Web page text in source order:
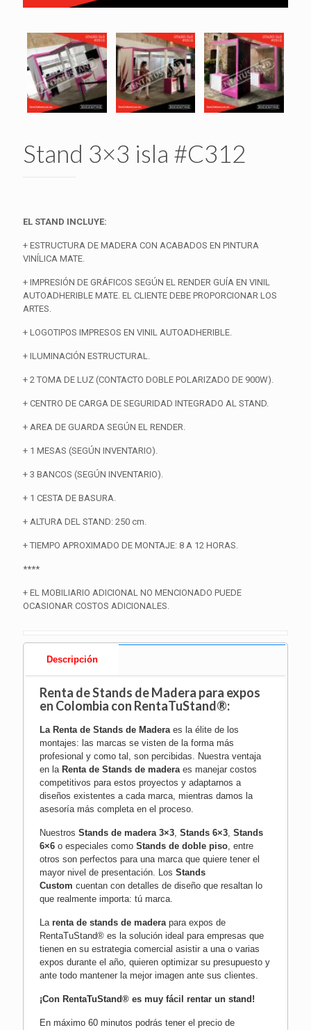
Stand 3×3 isla #C312
EL STAND INCLUYE:
+ ESTRUCTURA DE MADERA CON ACABADOS EN PINTURA
VINÍLICA MATE.
+ IMPRESIÓN DE GRÁFICOS SEGÚN EL RENDER GUÍA EN VINIL
AUTOADHERIBLE MATE. EL CLIENTE DEBE PROPORCIONAR LOS
ARTES.
+ LOGOTIPOS IMPRESOS EN VINIL AUTOADHERIBLE.
+ ILUMINACIÓN ESTRUCTURAL.
+ 2 TOMA DE LUZ (CONTACTO DOBLE POLARIZADO DE 900W).
+ CENTRO DE CARGA DE SEGURIDAD INTEGRADO AL STAND.
+ AREA DE GUARDA SEGÚN EL RENDER.
+ 1 MESAS (SEGÚN INVENTARIO).
+ 3 BANCOS (SEGÚN INVENTARIO).
+ 1 CESTA DE BASURA.
+ ALTURA DEL STAND: 250 cm.
+ TIEMPO APROXIMADO DE MONTAJE: 8 A 12 HORAS.
****
+ EL MOBILIARIO ADICIONAL NO MENCIONADO PUEDE
OCASIONAR COSTOS ADICIONALES.
Descripción
Renta de Stands de Madera para expos
en Colombia con RentaTuStand®:
La Renta de Stands de Madera es la élite de los
montajes: las marcas se visten de la forma más
profesional y como tal, son percibidas. Nuestra ventaja
en la Renta de Stands de maderaes manejar costos
competitivos para estos proyectos y adaptarnos a
diseños existentes a cada marca, mientras damos la
asesoría más completa en el proceso.
Nuestros Stands de madera 3×3, Stands 6×3, Stands
6×6o especiales como Stands de doble piso, entre
otros son perfectos para una marca que quiere tener el
mayor nivel de presentación. Los Stands
Custom cuentan con detalles de diseño que resaltan lo
que realmente importa: tú marca.
La renta de stands de madera para expos de
RentaTuStand® es la solución ideal para empresas que
tienen en su estrategia comercial asistir a una o varias
expos durante el año, quieren optimizar su presupuesto y
ante todo mantener la mejor imagen ante sus clientes.
¡Con RentaTuStand® es muy fácil rentar un stand!
En máximo 60 minutos podrás tener el precio de